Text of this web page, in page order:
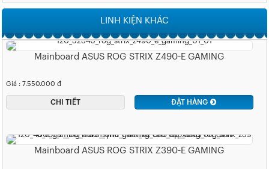
LINH KIỆN KHÁC
Mainboard ASUS ROG STRIX Z490-E GAMING
Giá : 7.550.000 đ
CHI TIẾT ĐẶT HÀNG
Mainboard ASUS ROG STRIX Z390-E GAMING